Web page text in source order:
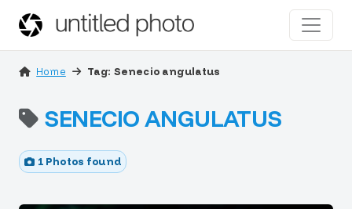
Home Tag: Senecio angulatus
SENECIO ANGULATUS
1 Photos found